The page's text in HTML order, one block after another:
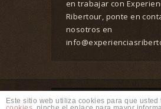
en trabajar con
Ribertour, ponte en
nosotros en
© 2018 Riberwine Travel –
Este sitio web utiliza cookies para que